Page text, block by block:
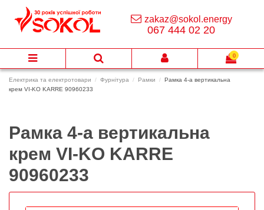
Електрика та електротовари Фурнітура Рамки
Рамка 4-а вертикальна
крем VI-KO KARRE 90960233
Рамка 4-а вертикальна
крем VI-KO KARRE
90960233
zakaz@sokol.energy
067 444 02 20
0